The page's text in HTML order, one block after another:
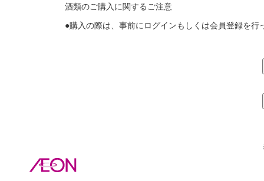
酒類のご購入に関するご注意
●購入の際は、事前にログインもしくは会員登録を